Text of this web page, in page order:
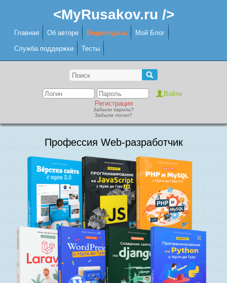
<MyRusakov.ru />
Главная Об авторе Видеокурсы Мой Блог
Служба поддержки Тесты
Регистрация
Забыли пароль?
Забыли логин?
Профессия Web-разработчик